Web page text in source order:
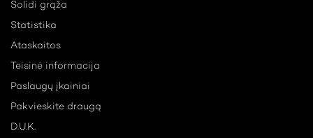
Solidi grąža
Statistika
Ataskaitos
Teisinė informacija
Paslaugų įkainiai
Pakvieskite draugą
D.U.K.